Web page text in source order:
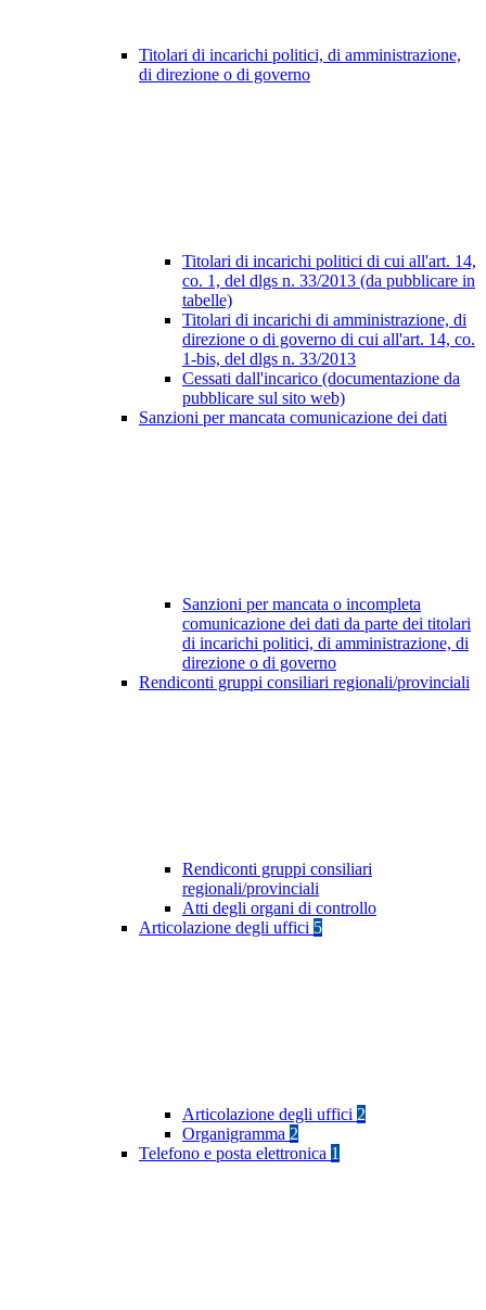
Titolari di incarichi politici, di amministrazione,
di direzione o di governo
Titolari di incarichi politici di cui all'art. 14,
co. 1, del dlgs n. 33/2013 (da pubblicare in
tabelle)
Titolari di incarichi di amministrazione, di
direzione o di governo di cui all'art. 14, co.
1-bis, del dlgs n. 33/2013
Cessati dall'incarico (documentazione da
pubblicare sul sito web)
Sanzioni per mancata comunicazione dei dati
Sanzioni per mancata o incompleta
comunicazione dei dati da parte dei titolari
di incarichi politici, di amministrazione, di
direzione o di governo
Rendiconti gruppi consiliari regionali/provinciali
Rendiconti gruppi consiliari
regionali/provinciali
Atti degli organi di controllo
Articolazione degli uffici 5
Articolazione degli uffici 2
Organigramma 2
Telefono e posta elettronica 1